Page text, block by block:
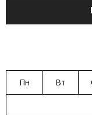
Пн Вт